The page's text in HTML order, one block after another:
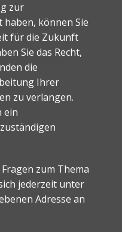
zur
können Sie
für die Zukunft
Sie das Recht,
die
Ihrer
zu verlangen.
ein
zum Thema
jederzeit unter
Adresse an